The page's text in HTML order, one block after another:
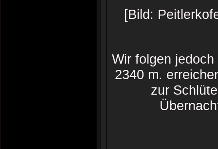
[Bild:
Wir folgen
2340 m.
zur